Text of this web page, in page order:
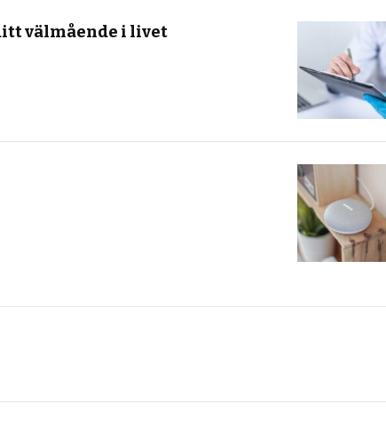
välmående i livet